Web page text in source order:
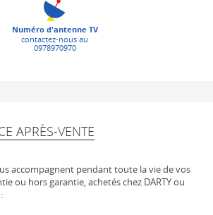
Numéro d'antenne TV
contactez-nous au
0978970970
APRÈS-VENTE
accompagnent pendant toute la vie de vos
ou hors garantie, achetés chez DARTY ou